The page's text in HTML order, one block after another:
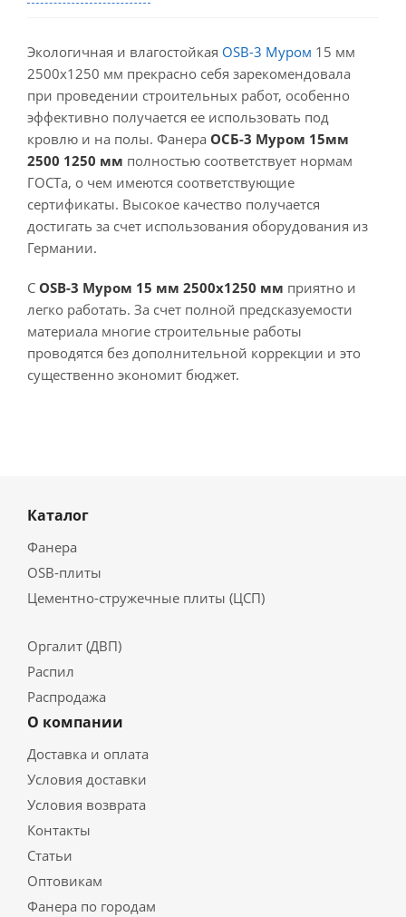
Экологичная и влагостойкая OSB-3 Муром 15 мм
2500x1250 мм прекрасно себя зарекомендовала
при проведении строительных работ, особенно
эффективно получается ее использовать под
кровлю и на полы. Фанера ОСБ-3 Муром 15мм
2500 1250 мм полностью соответствует нормам
ГОСТа, о чем имеются соответствующие
сертификаты. Высокое качество получается
достигать за счет использования оборудования из
Германии.
С OSB-3 Муром 15 мм 2500x1250 мм приятно и
легко работать. За счет полной предсказуемости
материала многие строительные работы
проводятся без дополнительной коррекции и это
существенно экономит бюджет.
Каталог
Фанера
OSB-плиты
Цементно-стружечные плиты (ЦСП)
Оргалит (ДВП)
Распил
Распродажа
О компании
Доставка и оплата
Условия доставки
Условия возврата
Контакты
Статьи
Оптовикам
Фанера по городам